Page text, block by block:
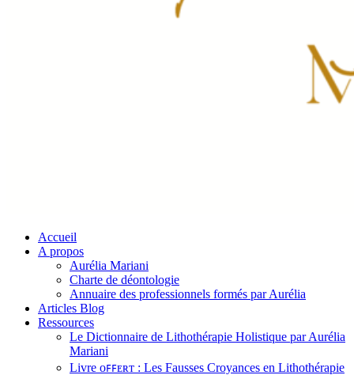
Accueil
A propos
Aurélia Mariani
Charte de déontologie
Annuaire des professionnels formés par Aurélia
Articles Blog
Ressources
Le Dictionnaire de Lithothérapie Holistique par Aurélia
Mariani
Livre ᴏꜰꜰᴇʀᴛ : Les Fausses Croyances en Lithothérapie